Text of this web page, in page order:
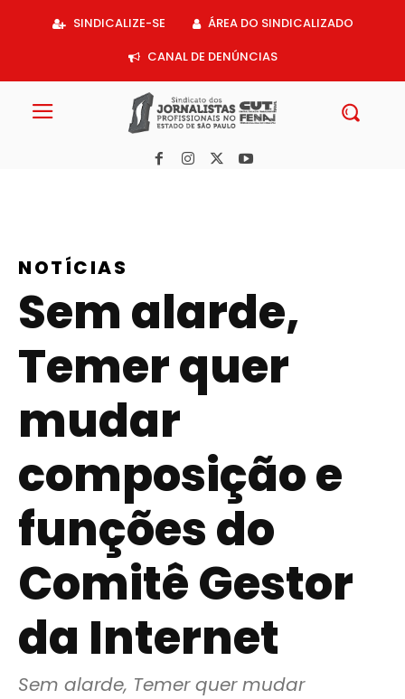
SINDICALIZE-SE
ÁREA DO SINDICALIZADO
CANAL DE DENÚNCIAS
NOTÍCIAS
Sem alarde,
Temer quer
mudar
composição e
funções do
Comitê Gestor
da Internet
Sem alarde, Temer quer mudar